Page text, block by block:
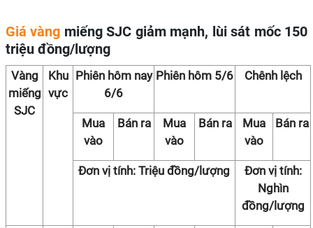
Giá vàng miếng SJC giảm mạnh, lùi sát mốc 150
triệu đồng/lượng
Vàng
miếng
SJC
Khu
vực
Phiên hôm nay
6/6
Phiên hôm 5/6 Chênh lệch
Mua
vào
Bán ra
Mua
vào
Bán ra
Mua
vào
Bán ra
Đơn vị tính: Triệu đồng/lượng
Đơn vị tính:
Nghìn
đồng/lượng